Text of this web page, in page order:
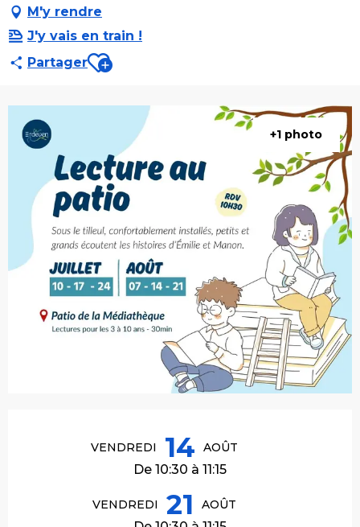
M'y rendre
J'y vais en train !
PartagerAjouter aux favoris
+1 photo
VENDREDI 14 AOÛT
De 10:30 à 11:15
VENDREDI 21 AOÛT